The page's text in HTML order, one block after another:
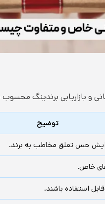
و بازاریابی برندینگ
توضیح
حس تعلق مخاطب به برند.
خاص.
استفاده باشند.